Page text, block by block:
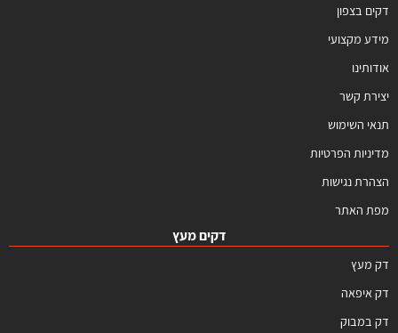
דקים בצפון
מידע מקצועי
אודותינו
יצירת קשר
תנאי השימוש
מדיניות הפרטיות
הצהרת נגישות
מפת האתר
דקים מעץ
דק מעץ
דק איפאה
דק במבוק